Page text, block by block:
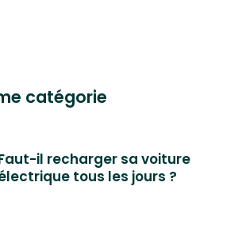
catégorie
il recharger sa voiture
tous les jours ?